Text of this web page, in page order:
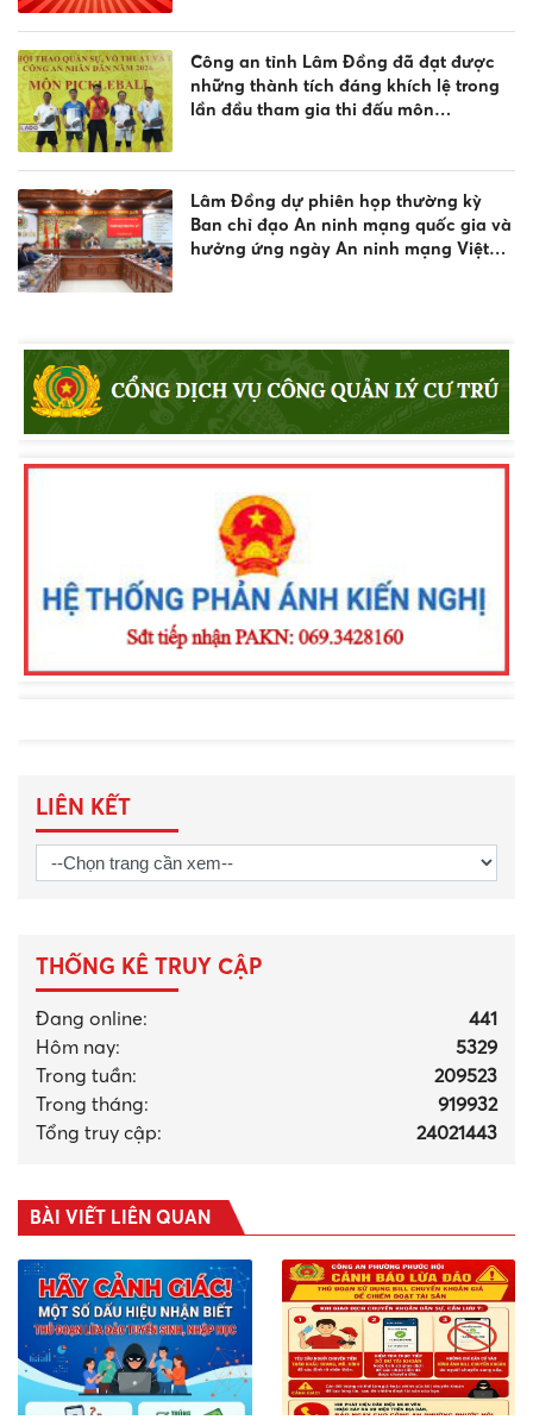
Công an tỉnh Lâm Đồng đã đạt được
những thành tích đáng khích lệ trong
lần đầu tham gia thi đấu môn
Lâm Đồng dự phiên họp thường kỳ
Ban chỉ đạo An ninh mạng quốc gia và
hưởng ứng ngày An ninh mạng Việt
bắn súng đêm phối hợp tại Vòng
toàn đoàn tại Vòng chung kết Hội thao
quân sự, võ thuật và thể thao CAND
năm 2026
LIÊN KẾT
THỐNG KÊ TRUY CẬP
Đang online:
441
Hôm nay:
5329
Trong tuần:
209523
Trong tháng:
919932
Tổng truy cập:
24021443
BÀI VIẾT LIÊN QUAN